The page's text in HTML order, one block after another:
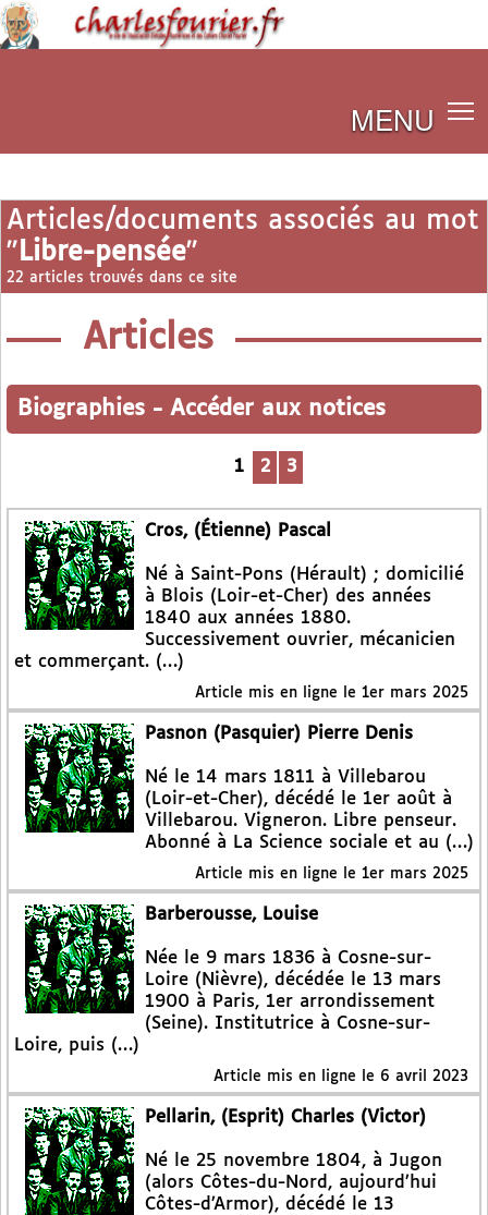
MENU
Articles/documents associés au mot
" Libre-pensée"
22 articles trouvés dans ce site
Articles
Biographies - Accéder aux notices
1 2 3
Cros, (Étienne) Pascal
Né à Saint-Pons (Hérault) ; domicilié
à Blois (Loir-et-Cher) des années
1840 aux années 1880.
Successivement ouvrier, mécanicien
et commerçant. (…)
Article mis en ligne le 1er mars 2025
Pasnon (Pasquier) Pierre Denis
Né le 14 mars 1811 à Villebarou
(Loir-et-Cher), décédé le 1er août à
Villebarou. Vigneron. Libre penseur.
Abonné à La Science sociale et au (…)
Article mis en ligne le 1er mars 2025
Barberousse, Louise
Née le 9 mars 1836 à Cosne-sur-
Loire (Nièvre), décédée le 13 mars
1900 à Paris, 1er arrondissement
(Seine). Institutrice à Cosne-sur-
Loire, puis (…)
Article mis en ligne le 6 avril 2023
Pellarin, (Esprit) Charles (Victor)
Né le 25 novembre 1804, à Jugon
(alors Côtes-du-Nord, aujourd’hui
Côtes-d’Armor), décédé le 13